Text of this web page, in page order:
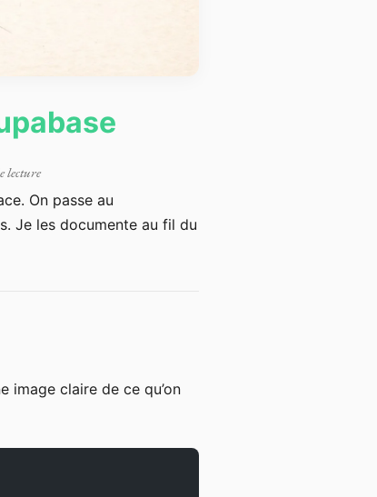
lecture
On passe au
Je les documente au fil du
image claire de ce qu’on